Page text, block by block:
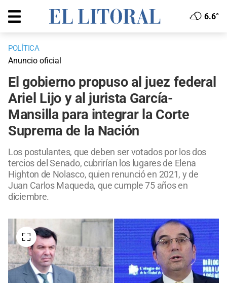
6.6°
POLÍTICA
Anuncio oficial
El gobierno propuso al juez federal
Ariel Lijo y al jurista García-
Mansilla para integrar la Corte
Suprema de la Nación
Los postulantes, que deben ser votados por los dos
tercios del Senado, cubrirían los lugares de Elena
Highton de Nolasco, quien renunció en 2021, y de
Juan Carlos Maqueda, que cumple 75 años en
diciembre.